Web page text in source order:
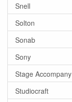
Snell
Solton
Sonab
Sony
Stage Accompany
Studiocraft